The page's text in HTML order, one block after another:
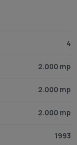
de g serviciu,
curte. Imobilul
iar apa este
incapere,
Deasemenea
de apa ce se afla
4
2.000 mp
2.000 mp
2.000 mp
1993